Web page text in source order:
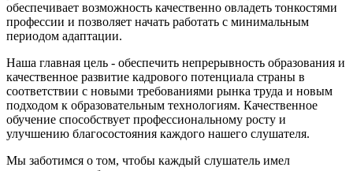
обеспечивает возможность качественно овладеть тонкостями
профессии и позволяет начать работать с минимальным
периодом адаптации.
Наша главная цель - обеспечить непрерывность образования и
качественное развитие кадрового потенциала страны в
соответствии с новыми требованиями рынка труда и новым
подходом к образовательным технологиям. Качественное
обучение способствует профессиональному росту и
улучшению благосостояния каждого нашего слушателя.
Мы заботимся о том, чтобы каждый слушатель имел